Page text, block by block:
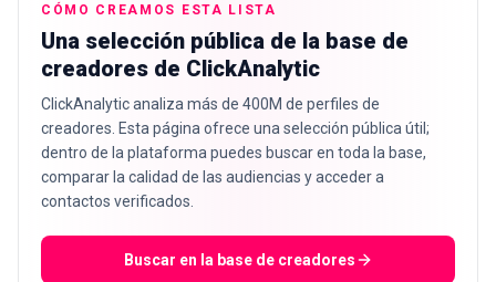
CÓMO CREAMOS ESTA LISTA
Una selección pública de la base de
creadores de ClickAnalytic
ClickAnalytic analiza más de 400M de perfiles de
creadores. Esta página ofrece una selección pública útil;
dentro de la plataforma puedes buscar en toda la base,
comparar la calidad de las audiencias y acceder a
contactos verificados.
Buscar en la base de creadores